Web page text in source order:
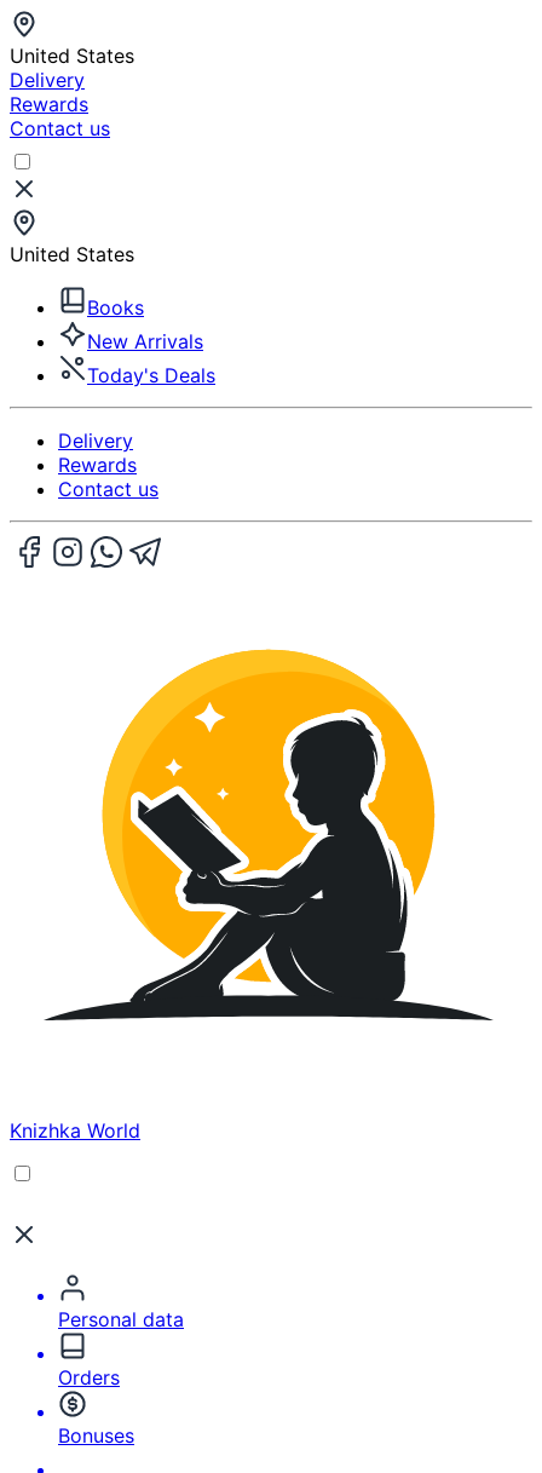
United States
Delivery
Rewards
Contact us
United States
Books
New Arrivals
Today's Deals
Delivery
Rewards
Contact us
Knizhka World
Personal data
Orders
Bonuses